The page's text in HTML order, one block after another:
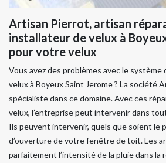
Artisan Pierrot, artisan
installateur de velux à
pour votre velux
Vous avez des problèmes avec le système
velux à Boyeux Saint Jerome ? La société
spécialiste dans ce domaine. Avec ces
velux, l’entreprise peut intervenir dans
Ils peuvent intervenir, quels que soient le
d’ouverture de votre fenêtre de toit. Les
parfaitement l’intensité de la pluie dans la